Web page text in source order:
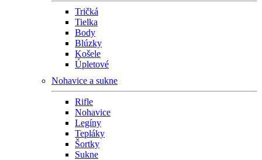
Tričká
Tielka
Body
Blúzky
Košele
Úpletové
Nohavice a sukne
Rifle
Nohavice
Legíny
Tepláky
Šortky
Sukne